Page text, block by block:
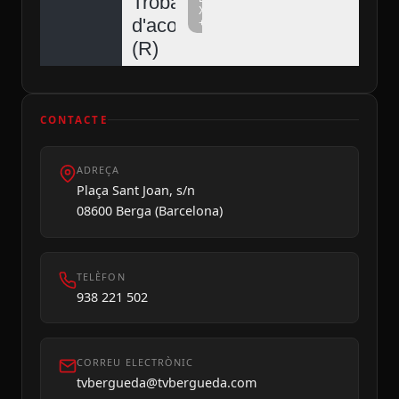
Diumenge 09
d'acordionistes
(R)
Xarxa
+
CONTACTE
ADREÇA
Plaça Sant Joan, s/n
08600 Berga (Barcelona)
TELÈFON
938 221 502
CORREU ELECTRÒNIC
tvbergueda@tvbergueda.com